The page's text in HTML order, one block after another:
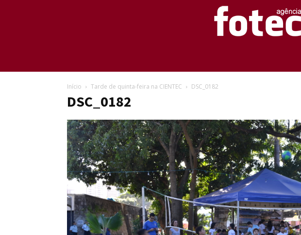
Início Tarde de quinta-feira na CIENTEC DSC_0182
DSC_0182